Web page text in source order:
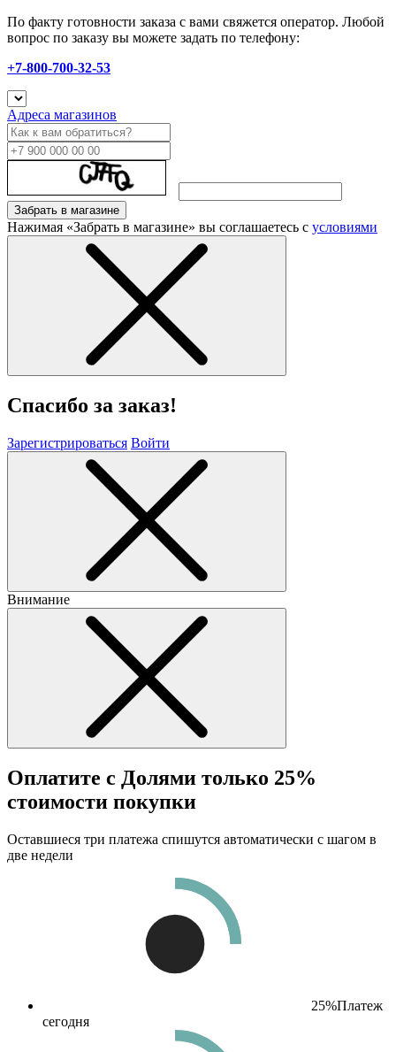
По факту готовности заказа с вами свяжется оператор. Любой
вопрос по заказу вы можете задать по телефону:
+7-800-700-32-53
Адреса магазинов
Забрать в магазине
Нажимая «Забрать в магазине» вы соглашаетесь с условиями
Спасибо за заказ!
Зарегистрироваться Войти
Внимание
Оплатите с Долями только 25%
стоимости покупки
Оставшиеся три платежа спишутся автоматически с шагом в
две недели
25%Платеж
сегодня